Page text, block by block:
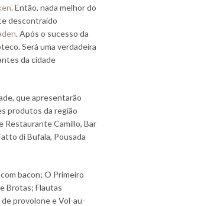
. Então, nada melhor do
descontraído
. Após o sucesso da
Será uma verdadeira
da cidade
que apresentarão
produtos da região
Restaurante Camillo, Bar
di Bufala, Pousada
bacon; O Primeiro
Brotas; Flautas
provolone e Vol-au-